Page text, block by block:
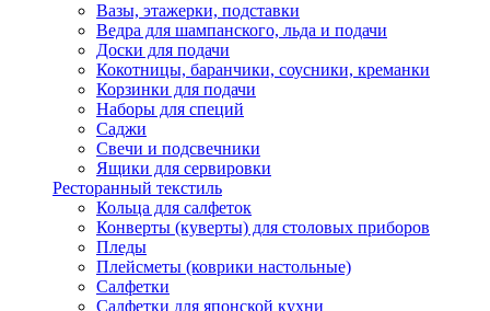
Вазы, этажерки, подставки
Ведра для шампанского, льда и подачи
Доски для подачи
Кокотницы, баранчики, соусники, креманки
Корзинки для подачи
Наборы для специй
Саджи
Свечи и подсвечники
Ящики для сервировки
Ресторанный текстиль
Кольца для салфеток
Конверты (куверты) для столовых приборов
Пледы
Плейсметы (коврики настольные)
Салфетки
Салфетки для японской кухни